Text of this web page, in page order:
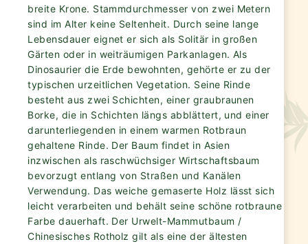
breite Krone. Stammdurchmesser von zwei Metern
sind im Alter keine Seltenheit. Durch seine lange
Lebensdauer eignet er sich als Solitär in großen
Gärten oder in weiträumigen Parkanlagen. Als
Dinosaurier die Erde bewohnten, gehörte er zu der
typischen urzeitlichen Vegetation. Seine Rinde
besteht aus zwei Schichten, einer graubraunen
Borke, die in Schichten längs abblättert, und einer
darunterliegenden in einem warmen Rotbraun
gehaltene Rinde. Der Baum findet in Asien
inzwischen als raschwüchsiger Wirtschaftsbaum
bevorzugt entlang von Straßen und Kanälen
Verwendung. Das weiche gemaserte Holz lässt sich
leicht verarbeiten und behält seine schöne rotbraune
Farbe dauerhaft. Der Urwelt-Mammutbaum /
Chinesisches Rotholz gilt als eine der ältesten